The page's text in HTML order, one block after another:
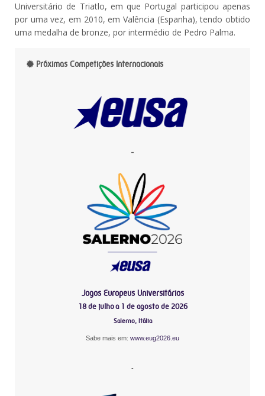
Universitário de Triatlo, em que Portugal participou apenas
por uma vez, em 2010, em Valência (Espanha), tendo obtido
uma medalha de bronze, por intermédio de Pedro Palma.
Próximas Competições Internacionais
-
Jogos Europeus Universitários
18 de julho a 1 de agosto de 2026
Salerno, Itália
Sabe mais em: www.eug2026.eu
-